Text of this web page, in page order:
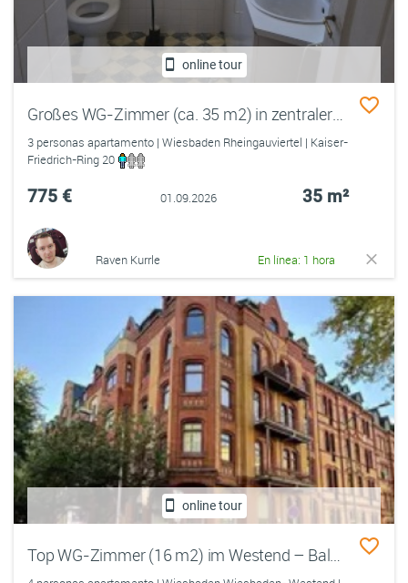
online tour
Großes WG-Zimmer (ca. 35 m2) in zentraler Lage von Wiesbaden
3 personas apartamento | Wiesbaden Rheingauviertel | Kaiser-
Friedrich-Ring 20
775 € 01.09.2026 35 m²
Raven Kurrle En línea: 1 hora
online tour
Top WG-Zimmer (16 m2) im Westend – Balkon, neue Küche, Aufzug